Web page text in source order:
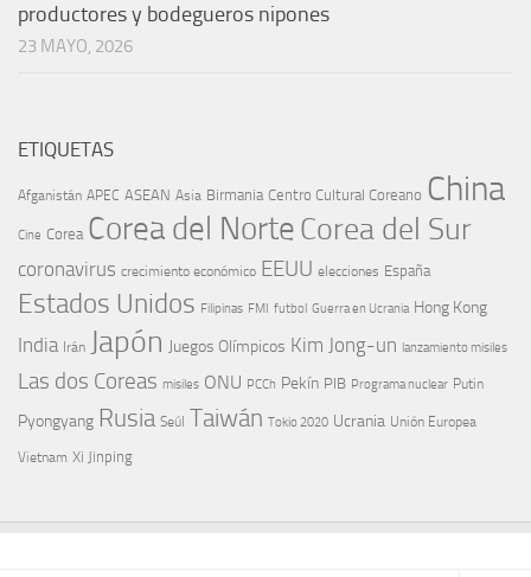
productores y bodegueros nipones
23 MAYO, 2026
ETIQUETAS
Afganistán APEC ASEAN Asia Birmania Centro Cultural Coreano China
Cine Corea Corea del NorteCorea del Sur
coronavirus crecimiento económico EEUU elecciones España
Estados Unidos Filipinas FMI futbol Guerra en Ucrania Hong Kong
India Irán Japón Juegos Olímpicos Kim Jong-un lanzamiento misiles
Las dos Coreas misiles ONU PCCh Pekín PIB Programa nuclear Putin
Pyongyang Rusia Seúl Taiwán Tokio 2020 Ucrania Unión Europea
Vietnam Xi Jinping